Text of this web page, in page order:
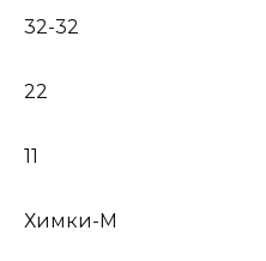
32-32
22
11
Химки-М